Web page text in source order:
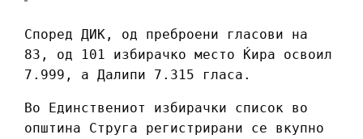
Според ДИК, од преброени гласови на
83, од 101 избирачко место Ќира освоил
7.999, а Далипи 7.315 гласа.
Во Единствениот избирачки список во
општина Струга регистрирани се вкупно